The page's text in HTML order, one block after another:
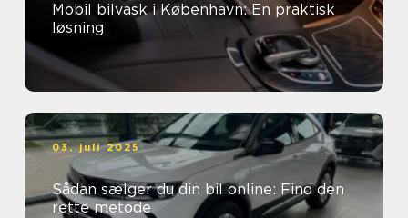
Mobil bilvask i København: En praktisk
løsning
03. juli 2025
Sådan sælger du din bil online: Find den
rette metode